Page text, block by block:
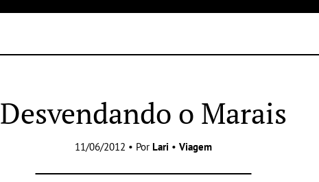
Desvendando o Marais
11/06/2012 • Por Lari • Viagem